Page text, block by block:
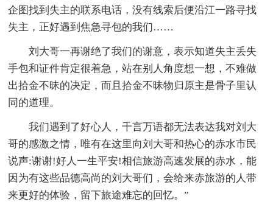
企图找到失主的联系电话，没有线索后便沿江一路寻找
失主，正好遇到焦急寻包的我们……
刘大哥一再谢绝了我们的谢意，表示知道失主丢失
手包和证件肯定很着急，站在别人角度想一想，不难做
出拾金不昧的决定，而且拾金不昧物归原主是骨子里认
同的道理。
我们遇到了好心人，千言万语都无法表达我对刘大
哥的感激之情，唯有在这里向刘大哥和热心的赤水市民
说声:谢谢!好人一生平安!相信旅游高速发展的赤水，能
因为有这些品德高尚的刘大哥们，会给来赤旅游的人带
来更好的体验，留下旅途难忘的回忆。”